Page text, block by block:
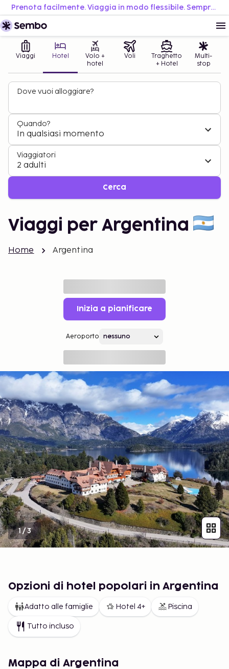
Prenota facilmente. Viaggia in modo flessibile. Sempre al miglior prezzo.
Viaggi Hotel
Volo +
hotel
Voli
Traghetto
+ Hotel
Multi-
stop
Dove vuoi alloggiare?
Quando?
In qualsiasi momento
Viaggiatori
2 adulti
Cerca
Viaggi per Argentina
Home Argentina
Inizia a pianificare
Aeroporto
1/3
Opzioni di hotel popolari in Argentina
Adatto alle famiglie Hotel 4+ Piscina
Tutto incluso
Mappa di Argentina